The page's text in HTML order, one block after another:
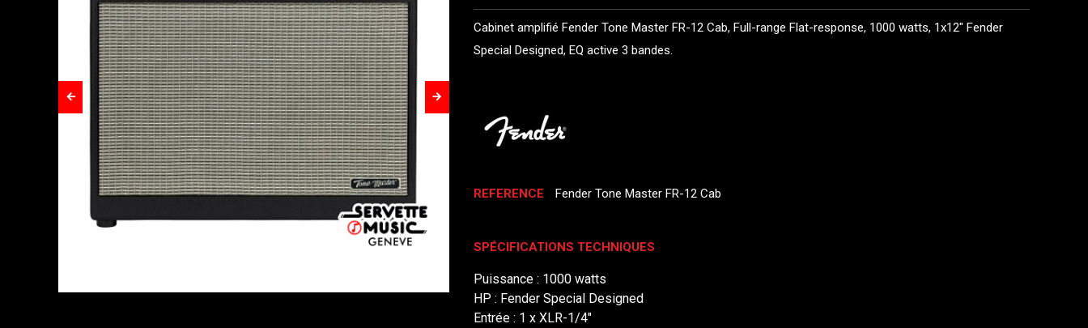
Cabinet amplifié Fender Tone Master FR-12 Cab, Full-range Flat-response, 1000 watts, 1x12" Fender
Special Designed, EQ active 3 bandes.
REFERENCE Fender Tone Master FR-12 Cab
SPÉCIFICATIONS TECHNIQUES
Puissance : 1000 watts
HP : Fender Special Designed
Entrée : 1 x XLR-1/4"